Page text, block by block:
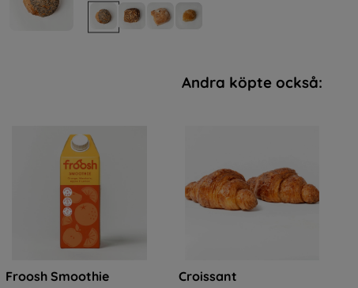
Andra köpte också:
Froosh Smoothie
Croissant